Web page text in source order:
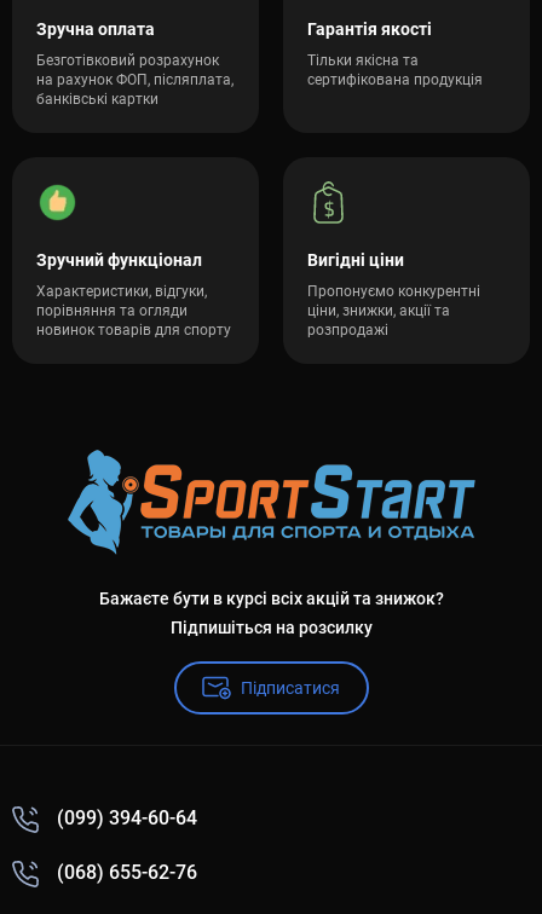
Зручна оплата
Безготівковий розрахунок
на рахунок ФОП, післяплата,
банківські картки
Гарантія якості
Тільки якісна та
сертифікована продукція
Зручний функціонал
Характеристики, відгуки,
порівняння та огляди
новинок товарів для спорту
Вигідні ціни
Пропонуємо конкурентні
ціни, знижки, акції та
розпродажі
Бажаєте бути в курсі всіх акцій та знижок?
Підпишіться на розсилку
Підписатися
(099) 394-60-64
(068) 655-62-76